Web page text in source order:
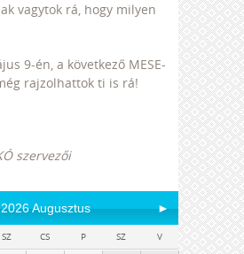
vagytok rá, hogy milyen
9-én, a következő MESE-
rajzolhattok ti is rá!
szervezői
2026 Augusztus ►
SZ CS P SZ V